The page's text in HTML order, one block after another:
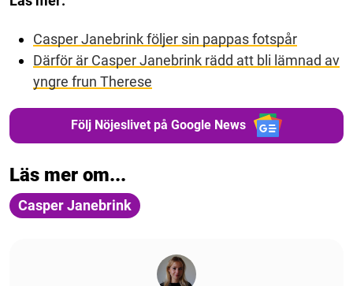
Casper Janebrink följer sin pappas fotspår
Därför är Casper Janebrink rädd att bli lämnad av
yngre frun Therese
Följ Nöjeslivet på Google News
Läs mer om...
Casper Janebrink